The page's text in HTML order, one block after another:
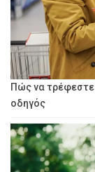
Πώς να τρέφεστε
οδηγός